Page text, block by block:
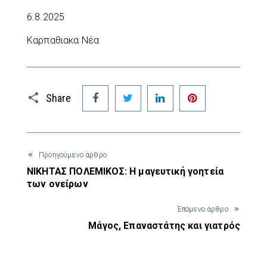
6.8.2025
Καρπαθιακα Νέα
Share
Facebook Twitter LinkedIn
Προηγούμενο άρθρο
ΝΙΚΗΤΑΣ ΠΟΛΕΜΙΚΟΣ: Η μαγευτική γοητεία
των ονείρων
Έπόμενο άρθρο
Μάγος, Επαναστάτης και γιατρός